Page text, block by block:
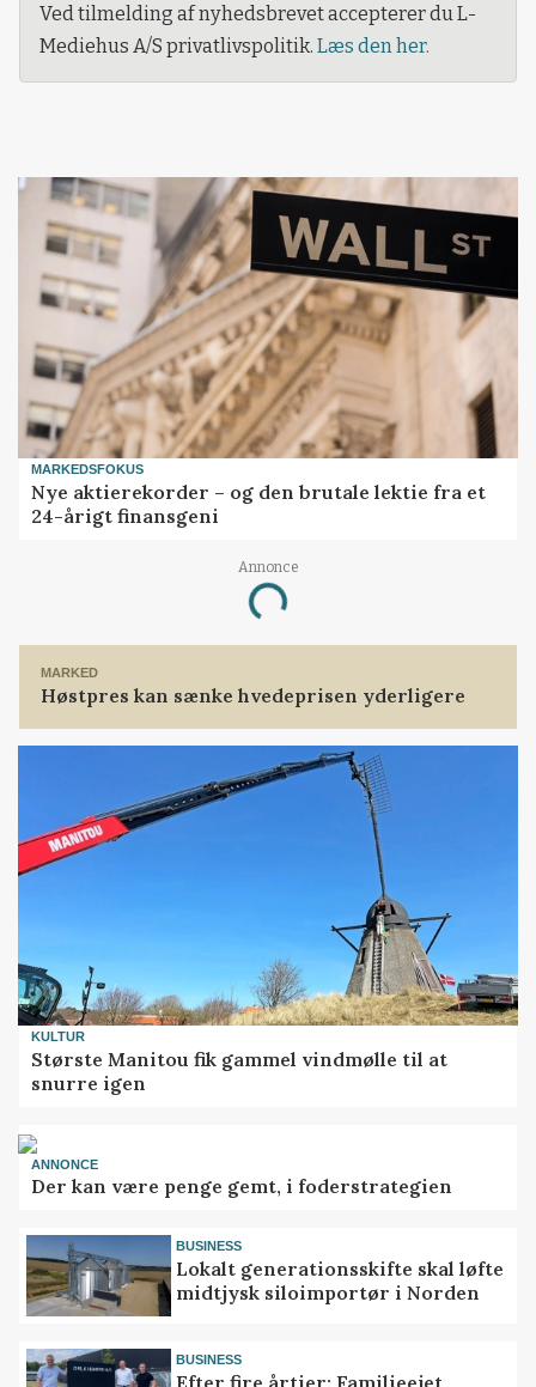
Ved tilmelding af nyhedsbrevet accepterer du L-
Mediehus A/S privatlivspolitik. Læs den her.
MARKEDSFOKUS
Nye aktierekorder – og den brutale lektie fra et
24-årigt finansgeni
Annonce
Loading...
MARKED
Høstpres kan sænke hvedeprisen yderligere
KULTUR
Største Manitou fik gammel vindmølle til at
snurre igen
ANNONCE
Der kan være penge gemt, i foderstrategien
BUSINESS
Lokalt generationsskifte skal løfte
midtjysk siloimportør i Norden
BUSINESS
Efter fire årtier: Familieejet